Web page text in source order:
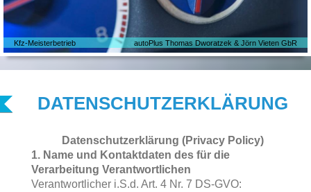
Kfz-Meisterbetrieb autoPlus Thomas Dworatzek & Jörn Vieten GbR
DATENSCHUTZERKLÄRUNG
Datenschutzerklärung (Privacy Policy)
1. Name und Kontaktdaten des für die
Verarbeitung Verantwortlichen
Verantwortlicher i.S.d. Art. 4 Nr. 7 DS-GVO: